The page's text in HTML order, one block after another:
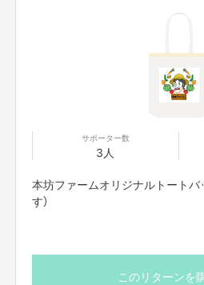
サポーター数
3人
本坊ファームオリジナルトートバ
す）
このリターンを